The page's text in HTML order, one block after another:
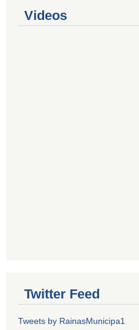
Videos
Twitter Feed
Tweets by RainasMunicipa1